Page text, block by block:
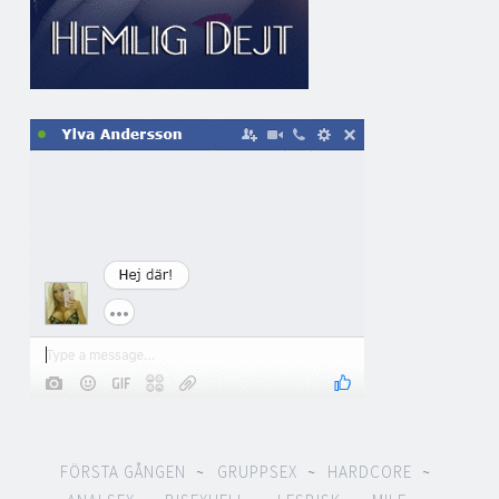
FÖRSTA GÅNGEN GRUPPSEX
HARDCORE